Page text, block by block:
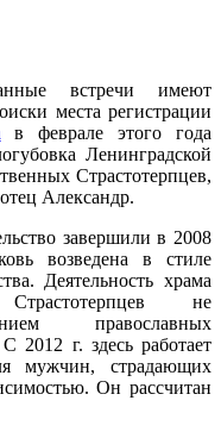
встречи имеют
места регистрации
в феврале этого года
Ленинградской
Страстотерпцев,
Александр.
завершили в 2008
возведена в стиле
Деятельность храма
не
православных
2012 г. здесь работает
мужчин, страдающих
Он рассчитан